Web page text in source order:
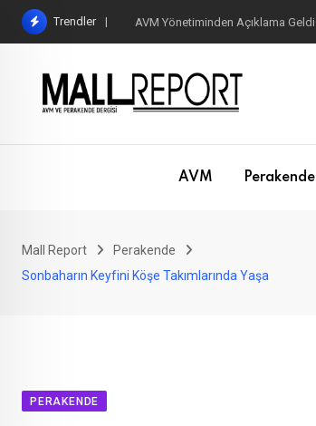
Skip
Trendler AVM Yönetiminden Açıklama Geldi
AVM Perakende
Mall Report
Perakende
Sonbaharın Keyfini Köşe Takımlarında Yaşa
PERAKENDE